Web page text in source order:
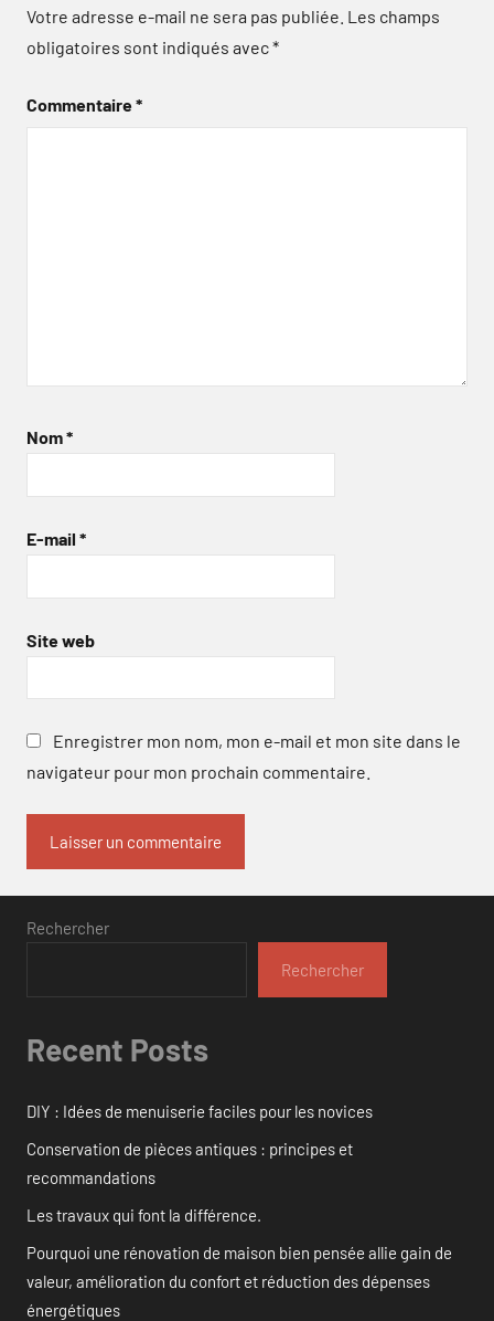
Votre adresse e-mail ne sera pas publiée. Les champs
obligatoires sont indiqués avec*
Commentaire*
Nom*
E-mail *
Site web
Enregistrer mon nom, mon e-mail et mon site dans le
navigateur pour mon prochain commentaire.
Rechercher
Rechercher
Recent Posts
DIY : Idées de menuiserie faciles pour les novices
Conservation de pièces antiques : principes et
recommandations
Les travaux qui font la différence.
Pourquoi une rénovation de maison bien pensée allie gain de
valeur, amélioration du confort et réduction des dépenses
énergétiques